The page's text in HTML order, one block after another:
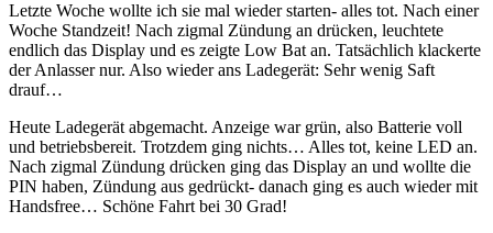
Letzte Woche wollte ich sie mal wieder starten- alles tot. Nach einer
Woche Standzeit! Nach zigmal Zündung an drücken, leuchtete
endlich das Display und es zeigte Low Bat an. Tatsächlich klackerte
der Anlasser nur. Also wieder ans Ladegerät: Sehr wenig Saft
drauf…
Heute Ladegerät abgemacht. Anzeige war grün, also Batterie voll
und betriebsbereit. Trotzdem ging nichts… Alles tot, keine LED an.
Nach zigmal Zündung drücken ging das Display an und wollte die
PIN haben, Zündung aus gedrückt- danach ging es auch wieder mit
Handsfree… Schöne Fahrt bei 30 Grad!